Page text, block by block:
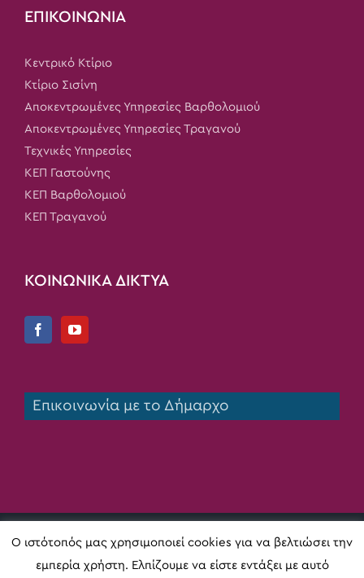
ΕΠΙΚΟΙΝΩΝΙΑ
Κεντρικό Κτίριο
Κτίριο Σισίνη
Αποκεντρωμένες Υπηρεσίες Βαρθολομιού
Αποκεντρωμένες Υπηρεσίες Τραγανού
Τεχνικές Υπηρεσίες
ΚΕΠ Γαστούνης
ΚΕΠ Βαρθολομιού
ΚΕΠ Τραγανού
ΚΟΙΝΩΝΙΚΑ ΔΙΚΤΥΑ
Επικοινωνία με το Δήμαρχο
Copyright 2020 Δήμος Πηνειού | All Rights Reserved |
Κατασκευή ιστοσελίδαςDigital Act
Ο ιστότοπός μας χρησιμοποιεί cookies για να βελτιώσει την
εμπερία χρήστη. Ελπίζουμε να είστε εντάξει με αυτό